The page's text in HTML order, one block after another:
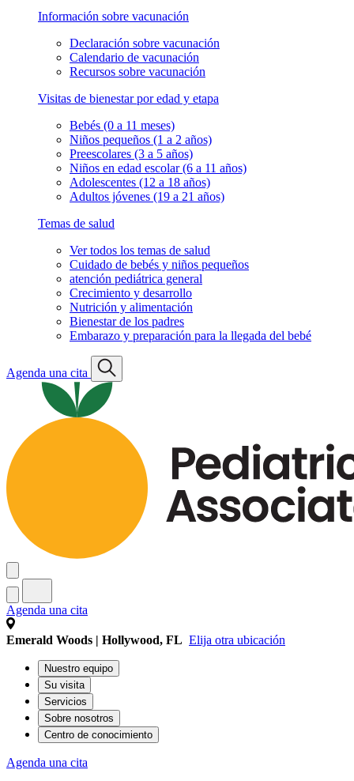
Información sobre vacunación
Declaración sobre vacunación
Calendario de vacunación
Recursos sobre vacunación
Visitas de bienestar por edad y etapa
Bebés (0 a 11 meses)
Niños pequeños (1 a 2 años)
Preescolares (3 a 5 años)
Niños en edad escolar (6 a 11 años)
Adolescentes (12 a 18 años)
Adultos jóvenes (19 a 21 años)
Temas de salud
Ver todos los temas de salud
Cuidado de bebés y niños pequeños
atención pediátrica general
Crecimiento y desarrollo
Nutrición y alimentación
Bienestar de los padres
Embarazo y preparación para la llegada del bebé
Agenda una cita
Agenda una cita
Emerald Woods | Hollywood, FL Elija otra ubicación
Nuestro equipo
Su visita
Servicios
Sobre nosotros
Centro de conocimiento
Agenda una cita